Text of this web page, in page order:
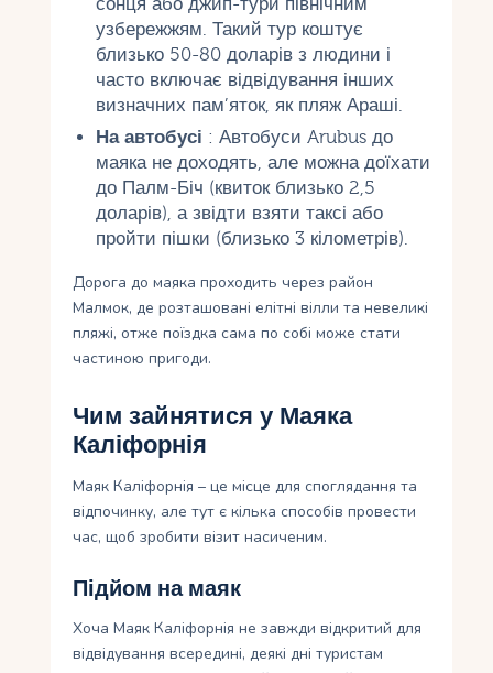
узбережжям. Такий тур коштує
близько 50-80 доларів з людини і
часто включає відвідування інших
визначних пам’яток, як пляж Араші.
На автобусі : Автобуси Arubus до
маяка не доходять, але можна доїхати
до Палм-Біч (квиток близько 2,5
доларів), а звідти взяти таксі або
пройти пішки (близько 3 кілометрів).
Дорога до маяка проходить через район
Малмок, де розташовані елітні вілли та невеликі
пляжі, отже поїздка сама по собі може стати
частиною пригоди.
Чим зайнятися у Маяка
Каліфорнія
Маяк Каліфорнія – це місце для споглядання та
відпочинку, але тут є кілька способів провести
час, щоб зробити візит насиченим.
Підйом на маяк
Хоча Маяк Каліфорнія не завжди відкритий для
відвідування всередині, деякі дні туристам